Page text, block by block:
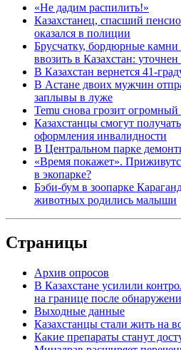
«Не дадим распилить!»
Казахстанец, спасший
оказался в полиции
Брусчатку, бордюрные камни
ввозить в Казахстан:
В Казахстан вернется 41-
В Астане двоих мужчин
заплывы в луже
Temu снова грозит
Казахстанцы смогут
оформления инвалидности
В Центральном парке
«Время покажет».
в экопарке?
Бэби-бум в зоопарке
животных родились малыши
Страницы
Архив опросов
В Казахстане усилили
на границе после
Выходные данные
Казахстанцы стали жить на
Какие препараты станут